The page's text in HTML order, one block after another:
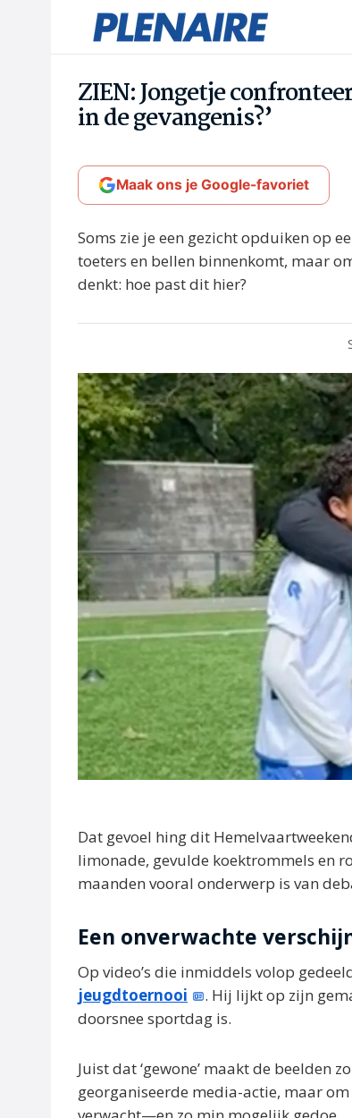
ZIEN: Jongetje
in de gevangenis?’
Maak ons je Google-favoriet
Soms zie je een gezicht opduiken op
toeters en bellen binnenkomt, maar
denkt: hoe past dit hier?
Dat gevoel hing dit
limonade, gevulde koektrommels en
maanden vooral onderwerp is van
Een onverwachte
Op video’s die inmiddels volop
jeugdtoernooi
. Hij lijkt op zijn
doorsnee sportdag is.
Juist dat ‘gewone’ maakt de beelden
georganiseerde media-actie, maar